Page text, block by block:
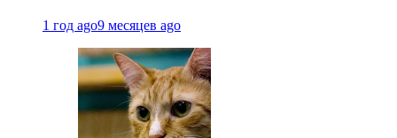
1 год ago9 месяцев ago